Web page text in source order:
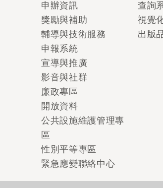
申辦資訊
獎勵與補助
輔導與技術服務
申報系統
宣導與推廣
影音與社群
廉政專區
開放資料
公共設施維護管理專
區
性別平等專區
緊急應變聯絡中心
查詢
視覺
出版